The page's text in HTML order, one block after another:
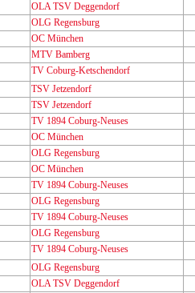
OLA TSV Deggendorf
OLG Regensburg
OC München
MTV Bamberg
TV Coburg-Ketschendorf
TSV Jetzendorf
TSV Jetzendorf
TV 1894 Coburg-Neuses
OC München
OLG Regensburg
OC München
TV 1894 Coburg-Neuses
OLG Regensburg
TV 1894 Coburg-Neuses
OLG Regensburg
TV 1894 Coburg-Neuses
OLG Regensburg
OLA TSV Deggendorf